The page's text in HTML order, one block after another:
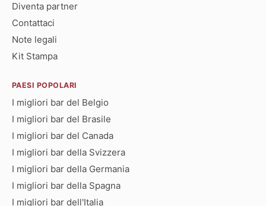
Diventa partner
Contattaci
Note legali
Kit Stampa
PAESI POPOLARI
I migliori bar del Belgio
I migliori bar del Brasile
I migliori bar del Canada
I migliori bar della Svizzera
I migliori bar della Germania
I migliori bar della Spagna
I migliori bar dell'Italia